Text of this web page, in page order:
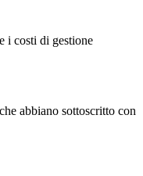
i costi di gestione
abbiano sottoscritto con